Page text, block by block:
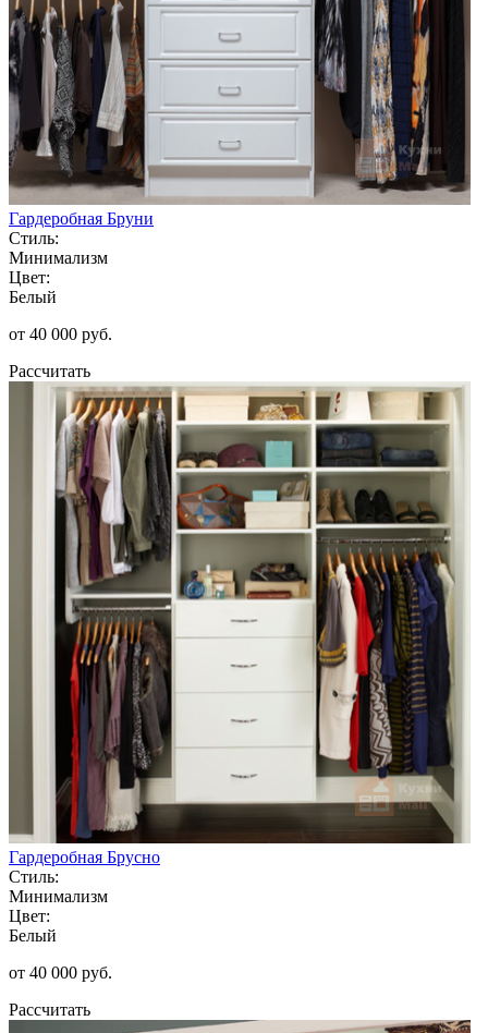
Гардеробная Бруни
Стиль:
Минимализм
Цвет:
Белый
от 40 000 руб.
Рассчитать
Гардеробная Брусно
Стиль:
Минимализм
Цвет:
Белый
от 40 000 руб.
Рассчитать